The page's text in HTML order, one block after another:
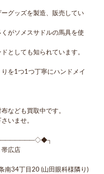
グッズを製造、販売してい
がソメスサドルの馬具を使
としても知られています。
を1つ1つ丁寧にハンドメイ
なども買取中です。
いませ。
店
34丁目20 (山田眼科様隣り)